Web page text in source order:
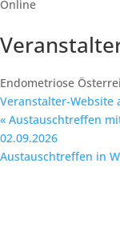
Online
Endometriose
Veranstalter-Website
« Austauschtreffen
02.09.2026
Austauschtreffen in